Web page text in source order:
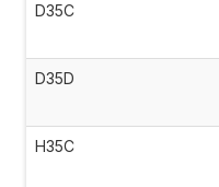
D35C
D35D
H35C